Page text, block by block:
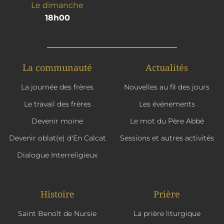
Le dimanche
18h00
La communauté
La journée des frères
Le travail des frères
Devenir moine
Devenir oblat(e) d'En Calcat
Dialogue Interreligieux
Actualités
Nouvelles au fil des jours
Les événements
Le mot du Père Abbé
Sessions et autres activités
Histoire
Saint Benoît de Nursie
Prière
La prière liturgique